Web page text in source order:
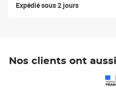
Expédié sous 2 jours
Nos clients ont